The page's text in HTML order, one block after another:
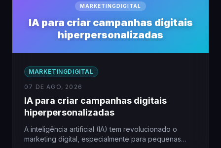
MARKETINGDIGITAL
IA para criar campanhas digitais
hiperpersonalizadas
MARKETINGDIGITAL
07 DE AGO, 2026
IA para criar campanhas digitais
hiperpersonalizadas
A inteligência artificial (IA) tem revolucionado o
marketing digital, especialmente para pequenas